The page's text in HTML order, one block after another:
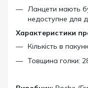
Ланцети мають
недоступне для
Характеристики
Кількість в
Товщина голки: